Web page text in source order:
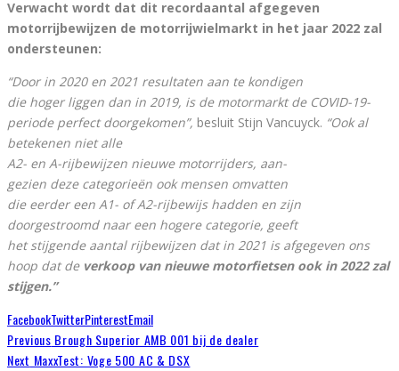
Verwacht wordt dat dit recordaantal afgegeven
motorrijbewijzen de motorrijwielmarkt in het jaar 2022 zal
ondersteunen:
“Door in 2020 en 2021 resultaten aan te kondigen
die hoger liggen dan in 2019, is de motormarkt de COVID-19-
periode perfect doorgekomen”, besluit Stijn Vancuyck. “Ook al
betekenen niet alle
A2- en A-rijbewijzen nieuwe motorrijders, aan-
gezien deze categorieën ook mensen omvatten
die eerder een A1- of A2-rijbewijs hadden en zijn
doorgestroomd naar een hogere categorie, geeft
het stijgende aantal rijbewijzen dat in 2021 is afgegeven ons
hoop dat de verkoop van nieuwe motorfietsen ook in 2022 zal
stijgen.”
FacebookTwitterPinterestEmail
Previous Brough Superior AMB 001 bij de dealer
Next MaxxTest: Voge 500 AC & DSX